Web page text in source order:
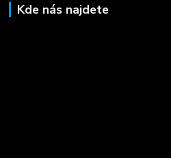
Kde nás najdete